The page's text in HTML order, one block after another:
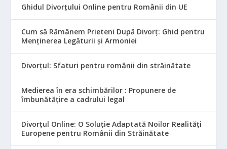
Ghidul Divorțului Online pentru Românii din UE
Cum să Rămânem Prieteni După Divorț: Ghid pentru
Menținerea Legăturii și Armoniei
Divorțul: Sfaturi pentru românii din străinătate
Medierea în era schimbărilor : Propunere de
îmbunătățire a cadrului legal
Divorțul Online: O Soluție Adaptată Noilor Realități
Europene pentru Românii din Străinătate